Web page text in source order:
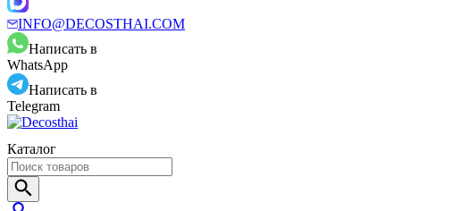
INFO@DECOSTHAI.COM
Написать в
WhatsApp
Написать в
Telegram
Каталог